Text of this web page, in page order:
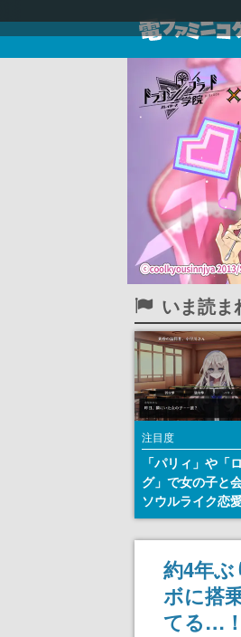
いま読ま
注目度
「パリィ」や「
グ」で女の子と
ソウルライク恋
『小早川さんは
イク』無料公開
失敗すると「
DIED」
約4年
ボに搭
てる…！